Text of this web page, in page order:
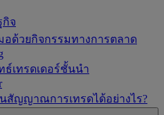
กิจ
อด้วยกิจกรรมทางการตลาด
เทรดเดอร์ชั้นนำ
สัญญาณการเทรดได้อย่างไร?